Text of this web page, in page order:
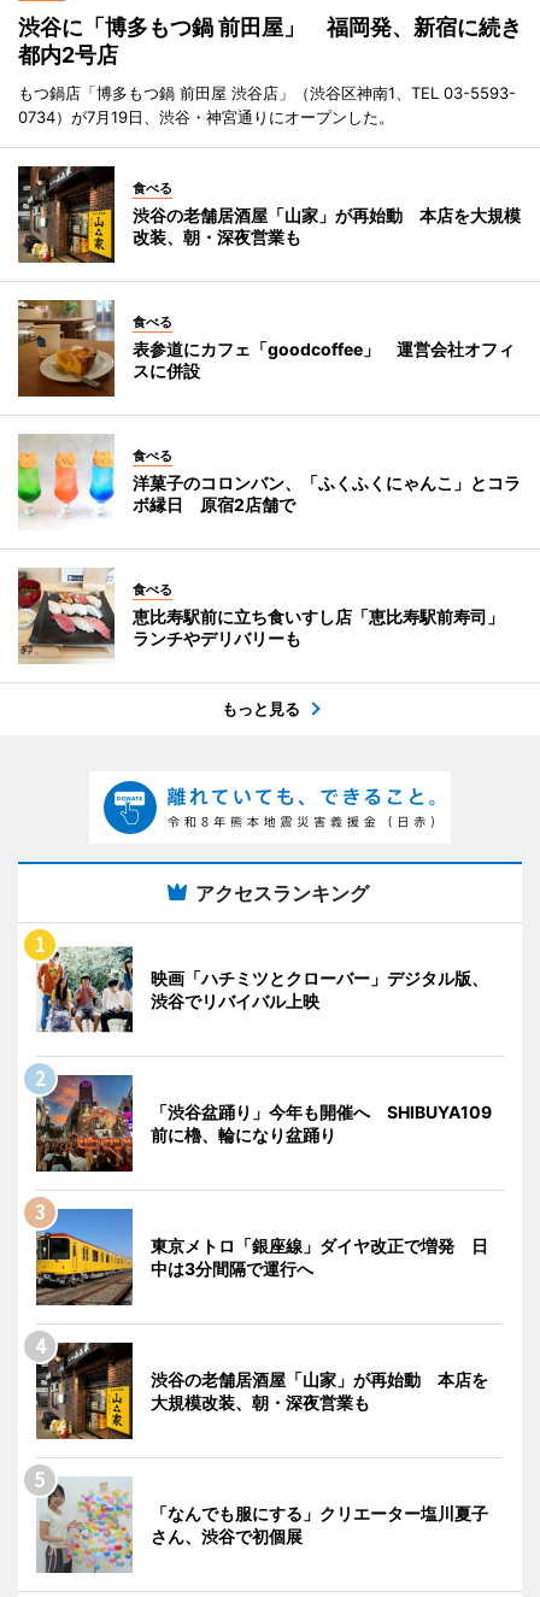
渋谷に「博多もつ鍋 前田屋」 福岡発、新宿に続き
都内2号店
もつ鍋店「博多もつ鍋 前田屋 渋谷店」（渋谷区神南1、TEL 03-5593-
0734）が7月19日、渋谷・神宮通りにオープンした。
食べる
渋谷の老舗居酒屋「山家」が再始動 本店を大規模
改装、朝・深夜営業も
食べる
表参道にカフェ「goodcoffee」 運営会社オフィ
スに併設
食べる
洋菓子のコロンバン、「ふくふくにゃんこ」とコラ
ボ縁日 原宿2店舗で
食べる
恵比寿駅前に立ち食いすし店「恵比寿駅前寿司」
ランチやデリバリーも
もっと見る
アクセスランキング
映画「ハチミツとクローバー」デジタル版、
渋谷でリバイバル上映
「渋谷盆踊り」今年も開催へ SHIBUYA109
前に櫓、輪になり盆踊り
東京メトロ「銀座線」ダイヤ改正で増発 日
中は3分間隔で運行へ
渋谷の老舗居酒屋「山家」が再始動 本店を
大規模改装、朝・深夜営業も
「なんでも服にする」クリエーター塩川夏子
さん、渋谷で初個展